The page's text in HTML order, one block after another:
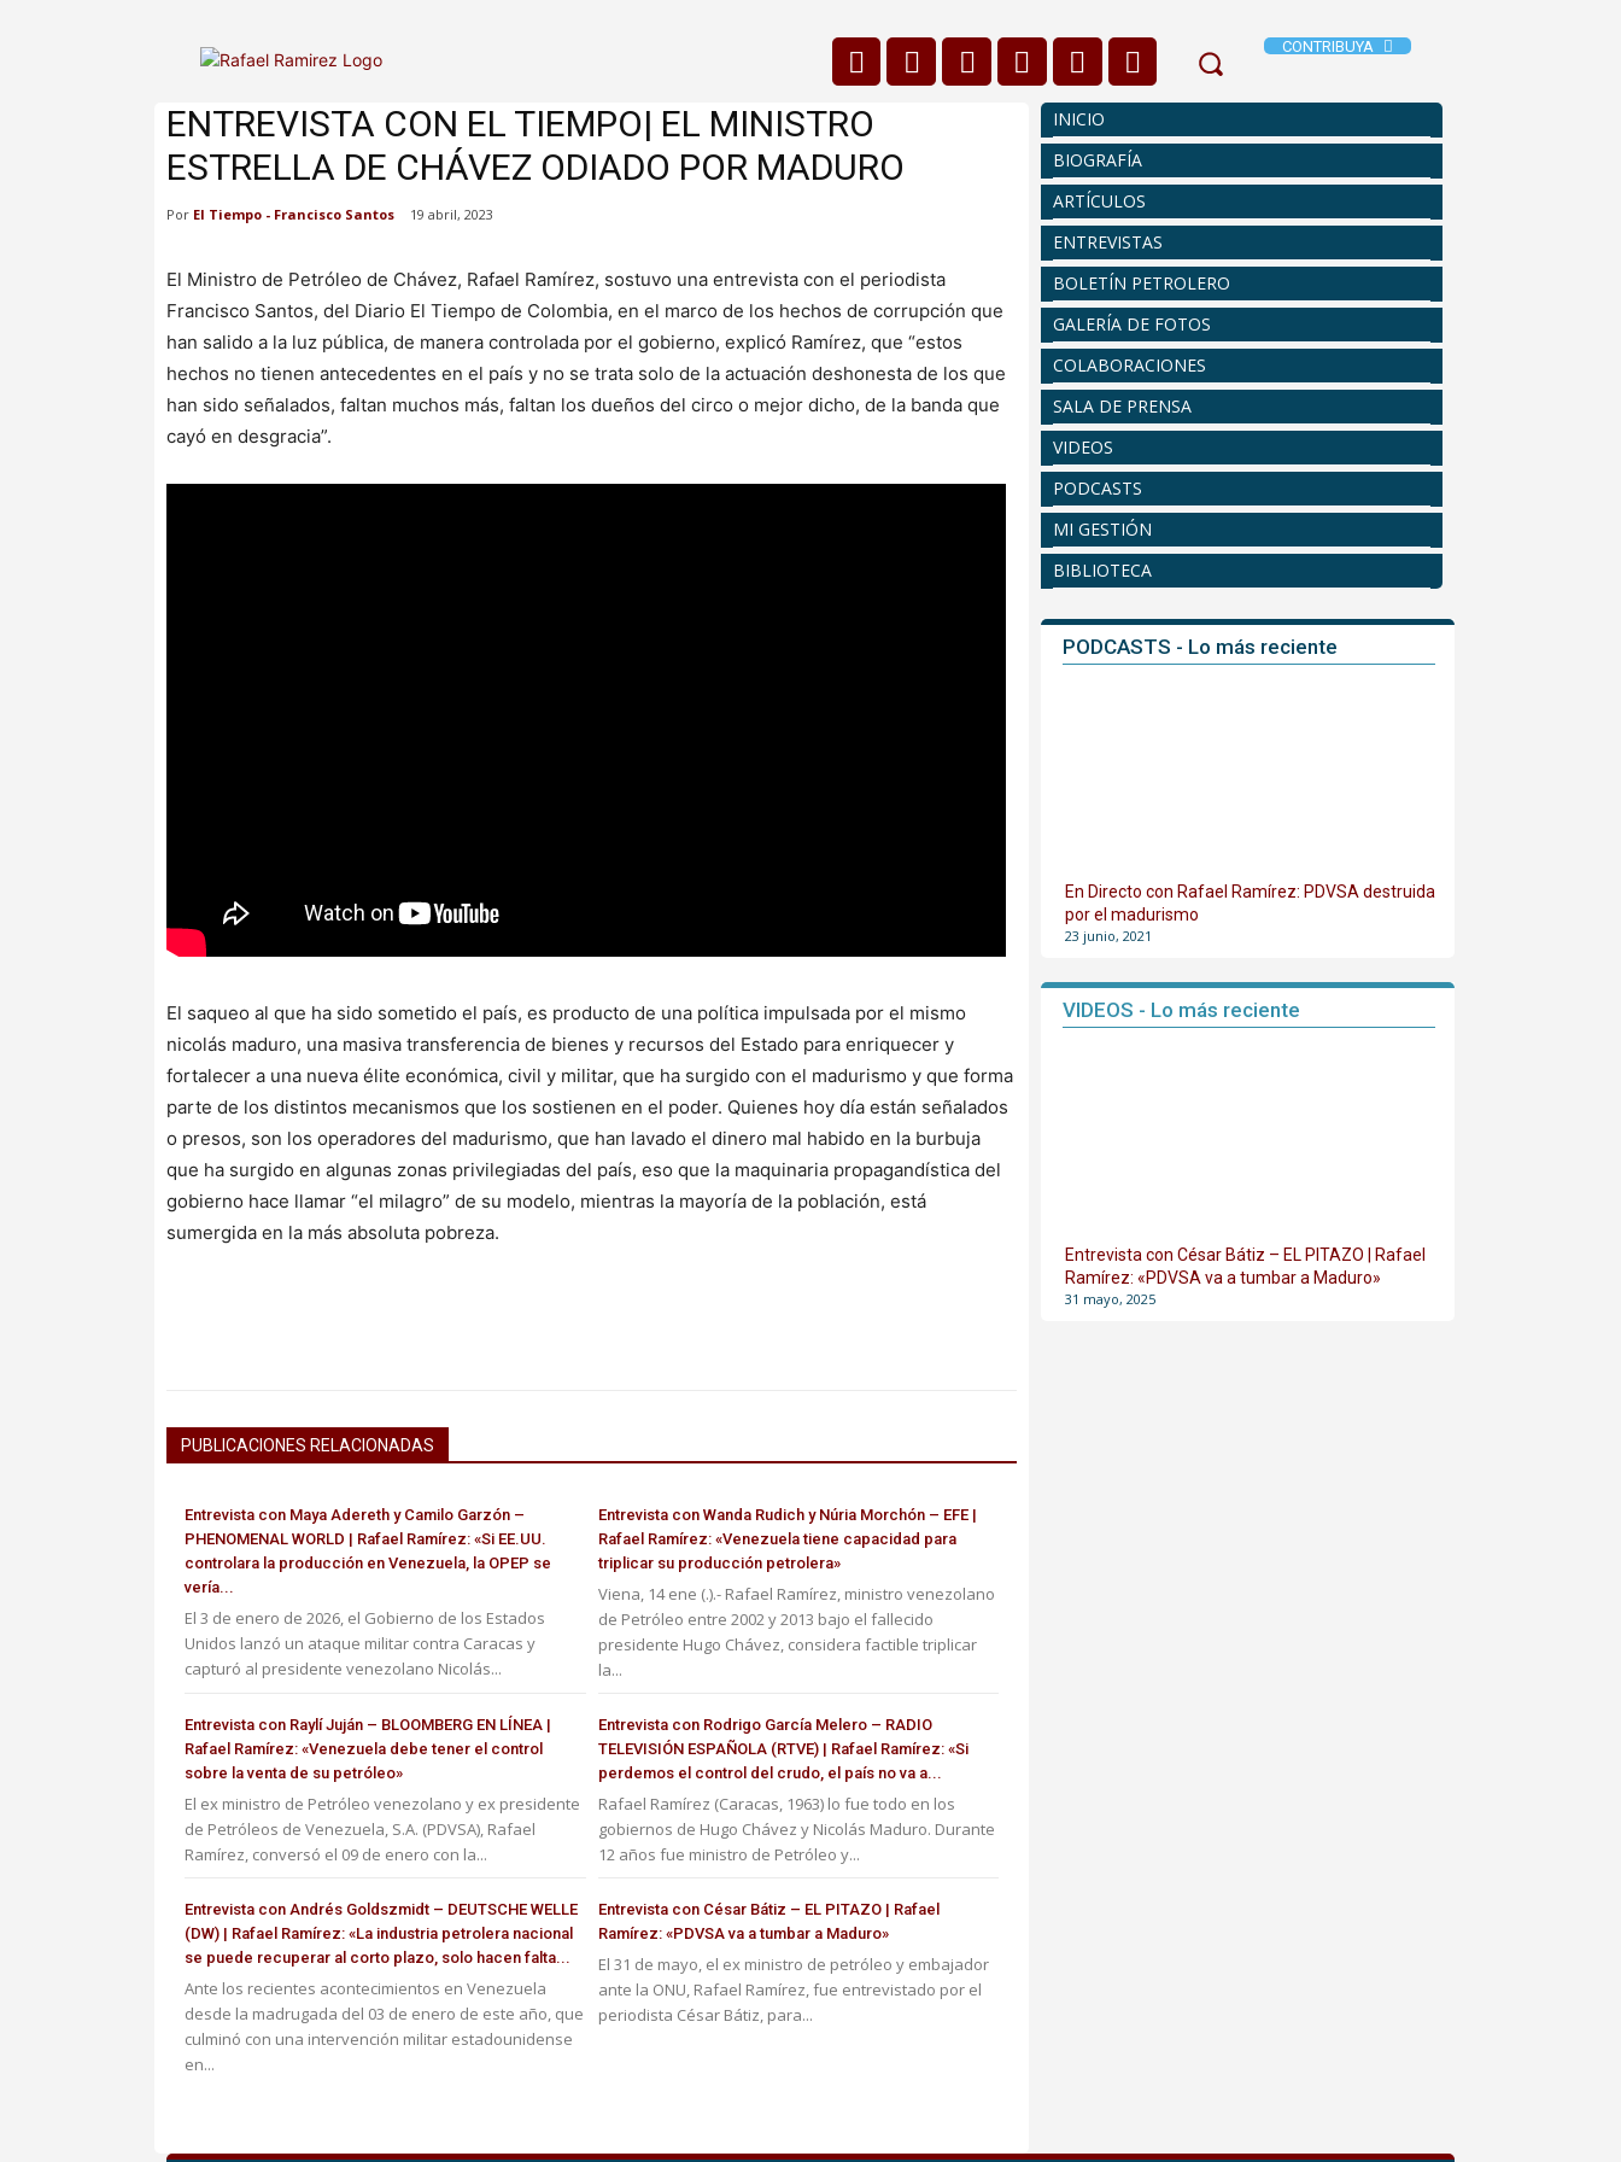
CONTRIBUYA
ENTREVISTA CON EL TIEMPO| EL MINISTRO
ESTRELLA DE CHÁVEZ ODIADO POR MADURO
Por El Tiempo - Francisco Santos 19 abril, 2023
El Ministro de Petróleo de Chávez, Rafael Ramírez, sostuvo una entrevista con el periodista
Francisco Santos, del Diario El Tiempo de Colombia, en el marco de los hechos de corrupción que
han salido a la luz pública, de manera controlada por el gobierno, explicó Ramírez, que “estos
hechos no tienen antecedentes en el país y no se trata solo de la actuación deshonesta de los que
han sido señalados, faltan muchos más, faltan los dueños del circo o mejor dicho, de la banda que
cayó en desgracia”.
El saqueo al que ha sido sometido el país, es producto de una política impulsada por el mismo
nicolás maduro, una masiva transferencia de bienes y recursos del Estado para enriquecer y
fortalecer a una nueva élite económica, civil y militar, que ha surgido con el madurismo y que forma
parte de los distintos mecanismos que los sostienen en el poder. Quienes hoy día están señalados
o presos, son los operadores del madurismo, que han lavado el dinero mal habido en la burbuja
que ha surgido en algunas zonas privilegiadas del país, eso que la maquinaria propagandística del
gobierno hace llamar “el milagro” de su modelo, mientras la mayoría de la población, está
sumergida en la más absoluta pobreza.
PUBLICACIONES RELACIONADAS
Entrevista con Maya Adereth y Camilo Garzón –
PHENOMENAL WORLD | Rafael Ramírez: «Si EE.UU.
controlara la producción en Venezuela, la OPEP se
vería...
El 3 de enero de 2026, el Gobierno de los Estados
Unidos lanzó un ataque militar contra Caracas y
capturó al presidente venezolano Nicolás...
Entrevista con Wanda Rudich y Núria Morchón – EFE |
Rafael Ramírez: «Venezuela tiene capacidad para
triplicar su producción petrolera»
Viena, 14 ene (.).- Rafael Ramírez, ministro venezolano
de Petróleo entre 2002 y 2013 bajo el fallecido
presidente Hugo Chávez, considera factible triplicar
la...
Entrevista con Raylí Juján – BLOOMBERG EN LÍNEA |
Rafael Ramírez: «Venezuela debe tener el control
sobre la venta de su petróleo»
El ex ministro de Petróleo venezolano y ex presidente
de Petróleos de Venezuela, S.A. (PDVSA), Rafael
Ramírez, conversó el 09 de enero con la...
Entrevista con Rodrigo García Melero – RADIO
TELEVISIÓN ESPAÑOLA (RTVE) | Rafael Ramírez: «Si
perdemos el control del crudo, el país no va a...
Rafael Ramírez (Caracas, 1963) lo fue todo en los
gobiernos de Hugo Chávez y Nicolás Maduro. Durante
12 años fue ministro de Petróleo y...
Entrevista con Andrés Goldszmidt – DEUTSCHE WELLE
(DW) | Rafael Ramírez: «La industria petrolera nacional
se puede recuperar al corto plazo, solo hacen falta...
Ante los recientes acontecimientos en Venezuela
desde la madrugada del 03 de enero de este año, que
culminó con una intervención militar estadounidense
en...
Entrevista con César Bátiz – EL PITAZO | Rafael
Ramírez: «PDVSA va a tumbar a Maduro»
El 31 de mayo, el ex ministro de petróleo y embajador
ante la ONU, Rafael Ramírez, fue entrevistado por el
periodista César Bátiz, para...
INICIO
BIOGRAFÍA
ARTÍCULOS
ENTREVISTAS
BOLETÍN PETROLERO
GALERÍA DE FOTOS
COLABORACIONES
SALA DE PRENSA
VIDEOS
PODCASTS
MI GESTIÓN
BIBLIOTECA
PODCASTS - Lo más reciente
En Directo con Rafael Ramírez: PDVSA destruida
por el madurismo
23 junio, 2021
VIDEOS - Lo más reciente
Entrevista con César Bátiz – EL PITAZO | Rafael
Ramírez: «PDVSA va a tumbar a Maduro»
31 mayo, 2025